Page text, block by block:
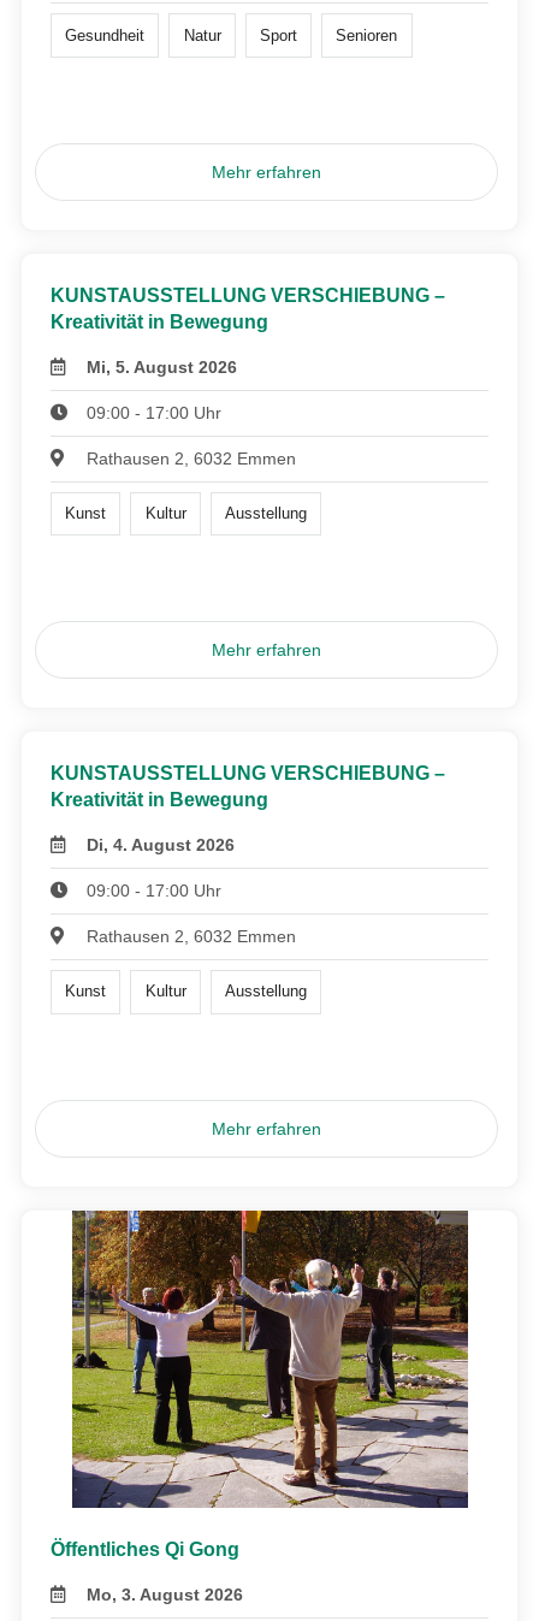
Gesundheit Natur Sport Senioren
Mehr erfahren
KUNSTAUSSTELLUNG VERSCHIEBUNG –
Kreativität in Bewegung
Mi, 5. August 2026
09:00 - 17:00 Uhr
Rathausen 2, 6032 Emmen
Kunst Kultur Ausstellung
Mehr erfahren
KUNSTAUSSTELLUNG VERSCHIEBUNG –
Kreativität in Bewegung
Di, 4. August 2026
09:00 - 17:00 Uhr
Rathausen 2, 6032 Emmen
Kunst Kultur Ausstellung
Mehr erfahren
Öffentliches Qi Gong
Mo, 3. August 2026